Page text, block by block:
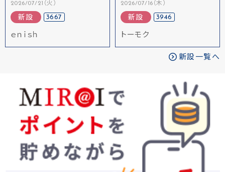
2026/07/21（火）
新設 3667
ｅｎｉｓｈ
2026/07/16（木）
新設 3946
トーモク
新設一覧へ